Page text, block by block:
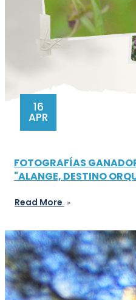
16
APR
FOTOGRAFÍAS
"ALANGE, DESTINO
Read More